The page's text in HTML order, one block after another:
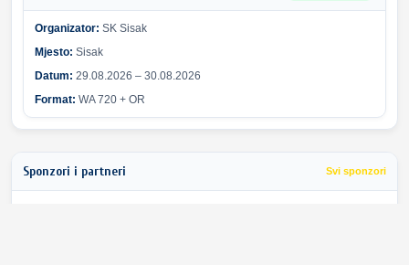
Organizator: SK Sisak
Mjesto: Sisak
Datum: 29.08.2026 – 30.08.2026
Format: WA 720 + OR
Sponzori i partneri Svi sponzori